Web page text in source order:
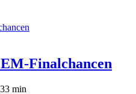
Finalchancen
3 min